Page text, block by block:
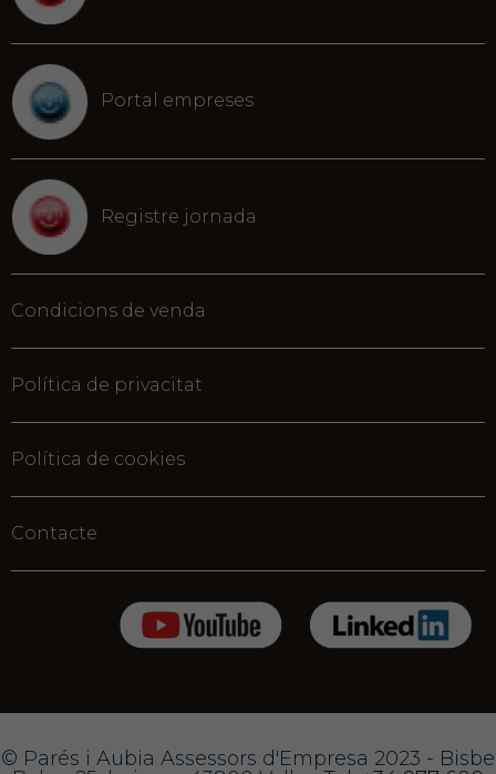
Portal empreses
Registre jornada
Condicions de venda
Política de privacitat
Política de cookies
Contacte
© Parés i Aubia Assessors d'Empresa 2023 - Bisbe